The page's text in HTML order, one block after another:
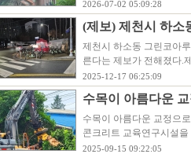
2026-07-02 05:09:28
(제보) 제천시 하
제천시 하소동 그린코아
른다는 제보가 전해졌다.
2025-12-17 06:25:09
수목이 아름다운
수목이 아름다운 교정으
콘크리트 교육연구시설
2025-09-15 09:22:05